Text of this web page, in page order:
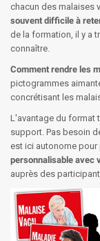
chacun des malaises
souvent difficile à
de la formation, il y a
connaître.
Comment rendre les
pictogrammes
concrétisant les
L'avantage du format
support. Pas besoin
est ici autonome pour
personnalisable avec
auprès des